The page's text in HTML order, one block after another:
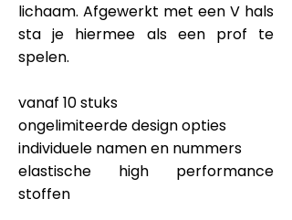
lichaam. Afgewerkt met een V hals
sta je hiermee als een prof te
spelen.
vanaf 10 stuks
ongelimiteerde design opties
individuele namen en nummers
elastische high performance
stoffen